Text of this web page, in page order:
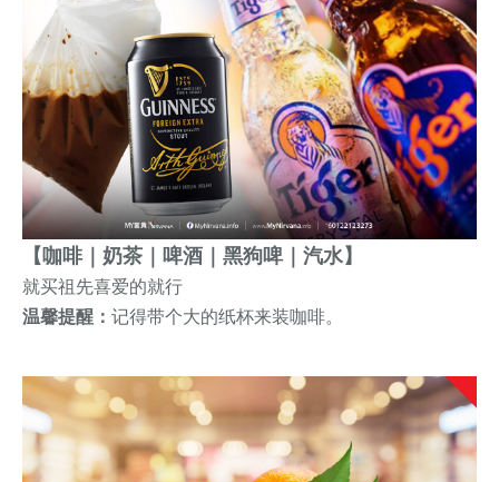
【咖啡｜奶茶｜啤酒｜黑狗啤｜ 汽水】
就买祖先喜爱的就行
温馨提醒： 记得带个大的纸杯来装咖啡。